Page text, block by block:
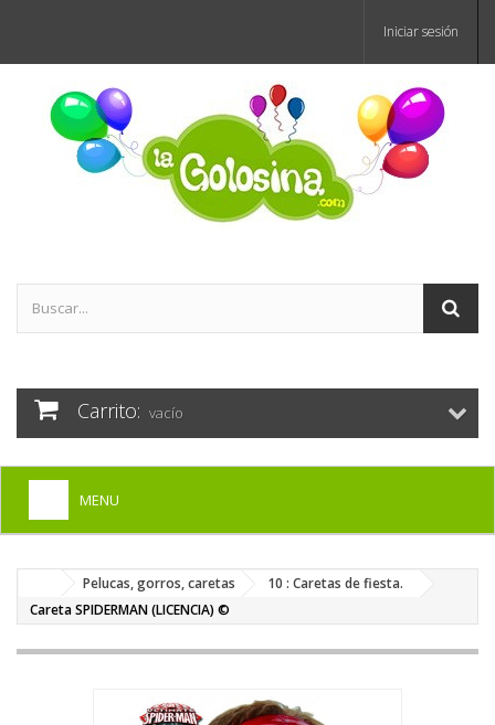
Iniciar sesión
Carrito: vacío
MENU
DISFRACES PARA ADULTOS
+
Pelucas, gorros, caretas
10 : Caretas de fiesta.
Careta SPIDERMAN (LICENCIA) ©